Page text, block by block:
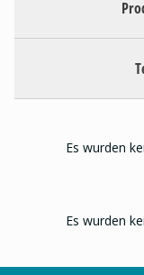
Es wurden
Es wurden